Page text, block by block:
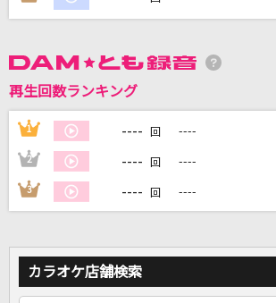
DAMの新曲・ランキングなど
DAMに会員登録・ログインして
カラオケをもっと楽しもう！
家族や友達と一緒に！練習にも！
再生回数ランキング
1 ---- 回 ----
2 ---- 回 ----
3 ---- 回 ----
カラオケ店舗検索